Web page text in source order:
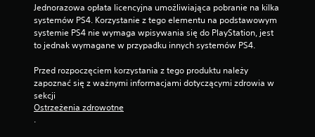
Jednorazowa opłata licencyjna umożliwiająca pobranie na kilka
systemów PS4. Korzystanie z tego elementu na podstawowym
systemie PS4 nie wymaga wpisywania się do PlayStation, jest
to jednak wymagane w przypadku innych systemów PS4.
Przed rozpoczęciem korzystania z tego produktu należy
zapoznać się z ważnymi informacjami dotyczącymi zdrowia w
sekcji
Ostrzeżenia zdrowotne
.